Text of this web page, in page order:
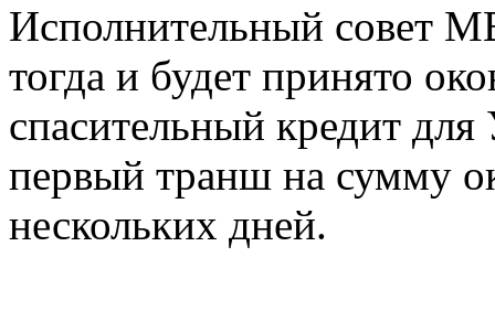
Исполнительный совет
тогда и будет принято
спасительный кредит
первый транш на сумму
нескольких дней.